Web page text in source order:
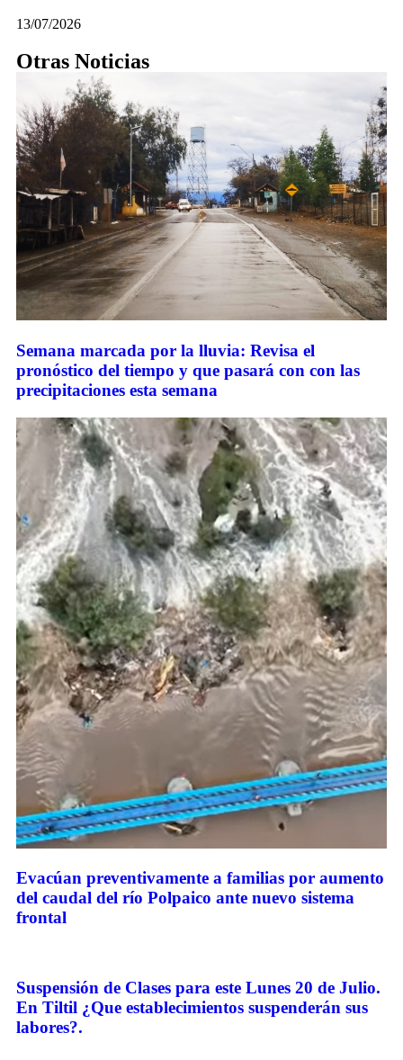
13/07/2026
Otras Noticias
Semana marcada por la lluvia: Revisa el
pronóstico del tiempo y que pasará con con las
precipitaciones esta semana
Evacúan preventivamente a familias por aumento
del caudal del río Polpaico ante nuevo sistema
frontal
Suspensión de Clases para este Lunes 20 de Julio.
En Tiltil ¿Que establecimientos suspenderán sus
labores?.